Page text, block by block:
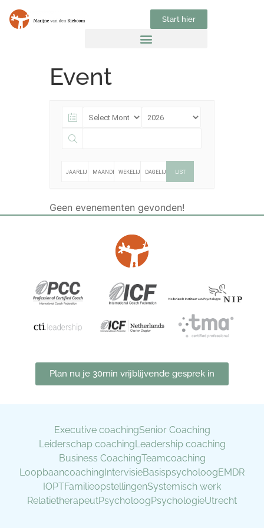
Start hier
Event
JAARLIJKS MAANDELIJKSWEKELIJKSDAGELIJKS LIST
Geen evenementen gevonden!
Plan nu je 30min vrijblijvende gesprek in
Executive coachingSenior Coaching
Leiderschap coachingLeadership coaching
Business CoachingTeamcoaching
Loopbaancoaching IntervisieBasispsycholoogEMDR
IOPTFamilieopstellingenSystemisch werk
RelatietherapeutPsycholoogPsychologieUtrecht